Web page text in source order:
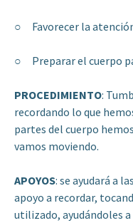
○ Favorecer la
○ Preparar el cuerpo
PROCEDIMIENTO:
recordando lo que
partes del cuerpo
vamos moviendo.
APOYOS: se ayudará a
apoyo a recordar,
utilizado, ayudándoles